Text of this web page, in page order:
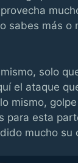
sabes más
solo
el ataque
mismo,
para esta
mucho